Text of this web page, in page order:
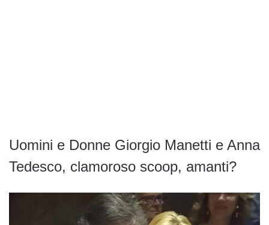
Uomini e Donne Giorgio Manetti e Anna
Tedesco, clamoroso scoop, amanti?